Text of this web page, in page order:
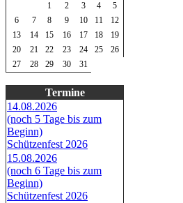
1
2 3 4
5
6
7 8 9 10 11
12
13
14 15 16 17 18
19
20
21 22 23 24 25
26
27
28 29 30 31
Termine
14.08.2026
(noch 5 Tage bis zum
Beginn)
Schützenfest 2026
15.08.2026
(noch 6 Tage bis zum
Beginn)
Schützenfest 2026